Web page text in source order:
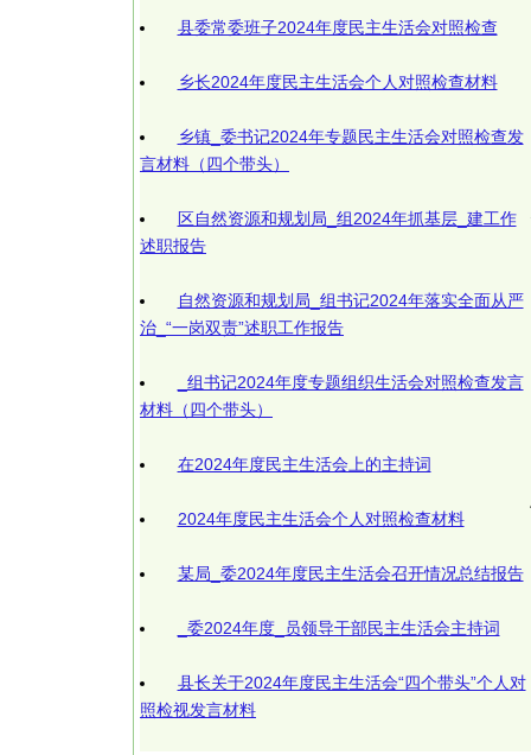
县委常委班子2024年度民主生活会对照检查
乡长2024年度民主生活会个人对照检查材料
乡镇_委书记2024年专题民主生活会对照检查发
言材料（四个带头）
区自然资源和规划局_组2024年抓基层_建工作
述职报告
自然资源和规划局_组书记2024年落实全面从严
治_“一岗双责”述职工作报告
_组书记2024年度专题组织生活会对照检查发言
材料（四个带头）
在2024年度民主生活会上的主持词
2024年度民主生活会个人对照检查材料
某局_委2024年度民主生活会召开情况总结报告
_委2024年度_员领导干部民主生活会主持词
县长关于2024年度民主生活会“四个带头”个人对
照检视发言材料